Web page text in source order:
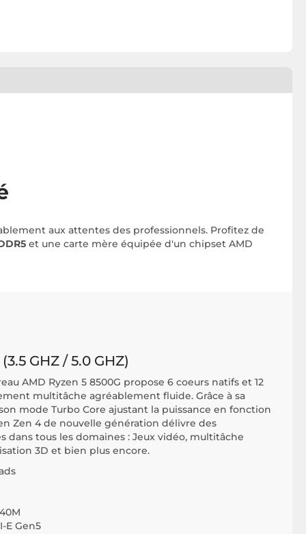
aux attentes des professionnels. Profitez de
et une carte mère équipée d'un chipset AMD
GHZ / 5.0 GHZ)
AMD Ryzen 5 8500G propose 6 coeurs natifs et 12
multitâche agréablement fluide. Grâce à sa
mode Turbo Core ajustant la puissance en fonction
Zen 4 de nouvelle génération délivre des
dans tous les domaines : Jeux vidéo, multitâche
3D et bien plus encore.
E Gen5